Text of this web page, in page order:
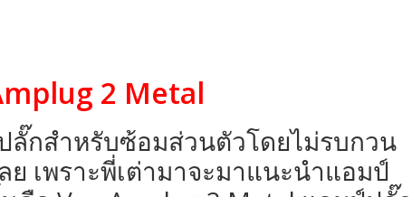
2 Metal
กสำหรับซ้อมส่วนตัวโดยไม่รบกวน
เพราะพี่เต่ามาจะมาแนะนำแอมป์